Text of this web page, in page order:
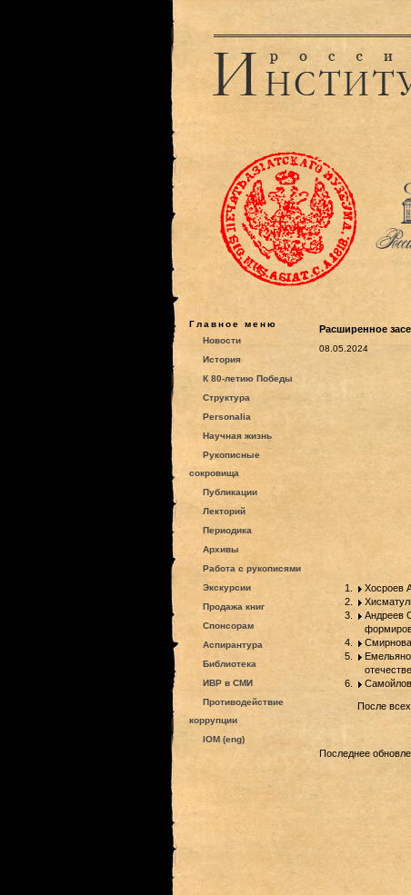
Главное меню
Новости
История
К 80-летию Победы
Структура
Personalia
Научная жизнь
Рукописные
сокровища
Публикации
Лекторий
Периодика
Архивы
Работа с рукописями
Экскурсии
Продажа книг
Спонсорам
Аспирантура
Библиотека
ИВР в СМИ
Противодействие
коррупции
IOM (eng)
Расширенное
08.05.2024
Хосроев
Андреев
После
Последнее